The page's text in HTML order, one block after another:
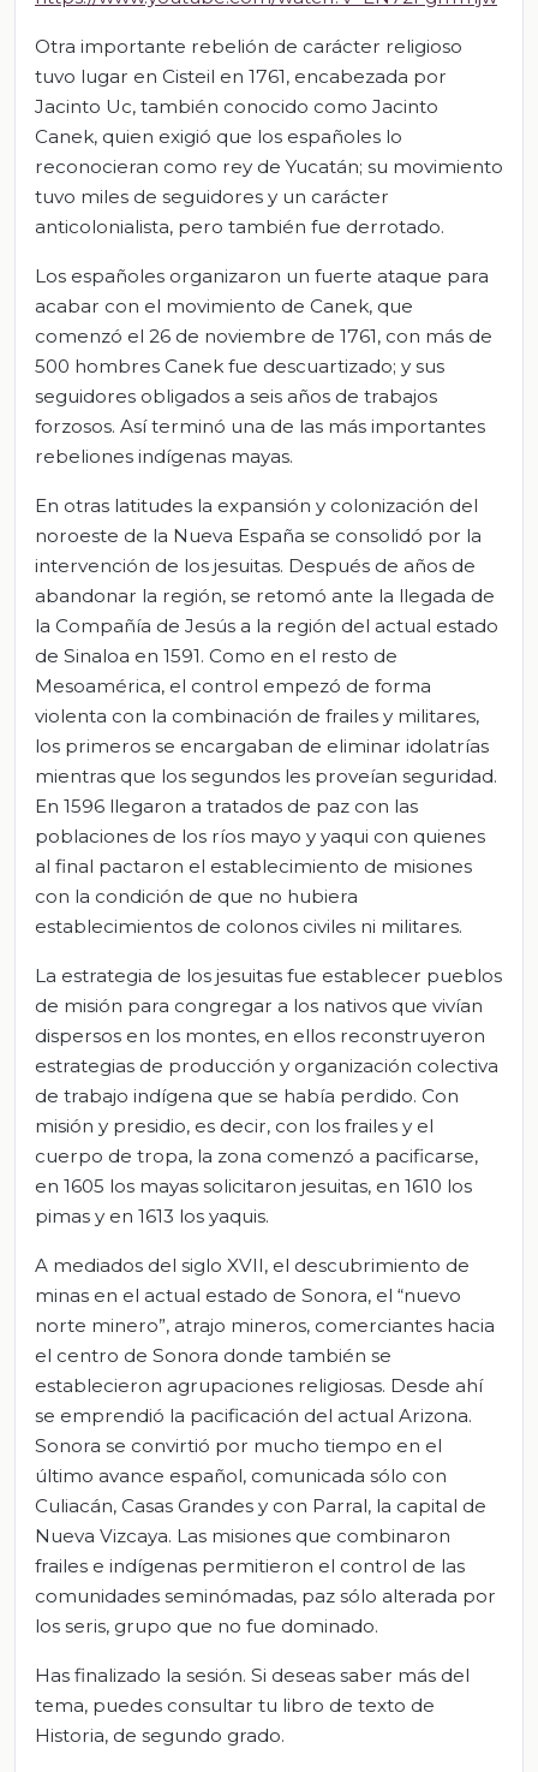
Otra importante rebelión de carácter religioso
tuvo lugar en Cisteil en 1761, encabezada por
Jacinto Uc, también conocido como Jacinto
Canek, quien exigió que los españoles lo
reconocieran como rey de Yucatán; su movimiento
tuvo miles de seguidores y un carácter
anticolonialista, pero también fue derrotado.
Los españoles organizaron un fuerte ataque para
acabar con el movimiento de Canek, que
comenzó el 26 de noviembre de 1761, con más de
500 hombres Canek fue descuartizado; y sus
seguidores obligados a seis años de trabajos
forzosos. Así terminó una de las más importantes
rebeliones indígenas mayas.
En otras latitudes la expansión y colonización del
noroeste de la Nueva España se consolidó por la
intervención de los jesuitas. Después de años de
abandonar la región, se retomó ante la llegada de
la Compañía de Jesús a la región del actual estado
de Sinaloa en 1591. Como en el resto de
Mesoamérica, el control empezó de forma
violenta con la combinación de frailes y militares,
los primeros se encargaban de eliminar idolatrías
mientras que los segundos les proveían seguridad.
En 1596 llegaron a tratados de paz con las
poblaciones de los ríos mayo y yaqui con quienes
al final pactaron el establecimiento de misiones
con la condición de que no hubiera
establecimientos de colonos civiles ni militares.
La estrategia de los jesuitas fue establecer pueblos
de misión para congregar a los nativos que vivían
dispersos en los montes, en ellos reconstruyeron
estrategias de producción y organización colectiva
de trabajo indígena que se había perdido. Con
misión y presidio, es decir, con los frailes y el
cuerpo de tropa, la zona comenzó a pacificarse,
en 1605 los mayas solicitaron jesuitas, en 1610 los
pimas y en 1613 los yaquis.
A mediados del siglo XVII, el descubrimiento de
minas en el actual estado de Sonora, el “nuevo
norte minero”, atrajo mineros, comerciantes hacia
el centro de Sonora donde también se
establecieron agrupaciones religiosas. Desde ahí
se emprendió la pacificación del actual Arizona.
Sonora se convirtió por mucho tiempo en el
último avance español, comunicada sólo con
Culiacán, Casas Grandes y con Parral, la capital de
Nueva Vizcaya. Las misiones que combinaron
frailes e indígenas permitieron el control de las
comunidades seminómadas, paz sólo alterada por
los seris, grupo que no fue dominado.
Has finalizado la sesión. Si deseas saber más del
tema, puedes consultar tu libro de texto de
Historia, de segundo grado.